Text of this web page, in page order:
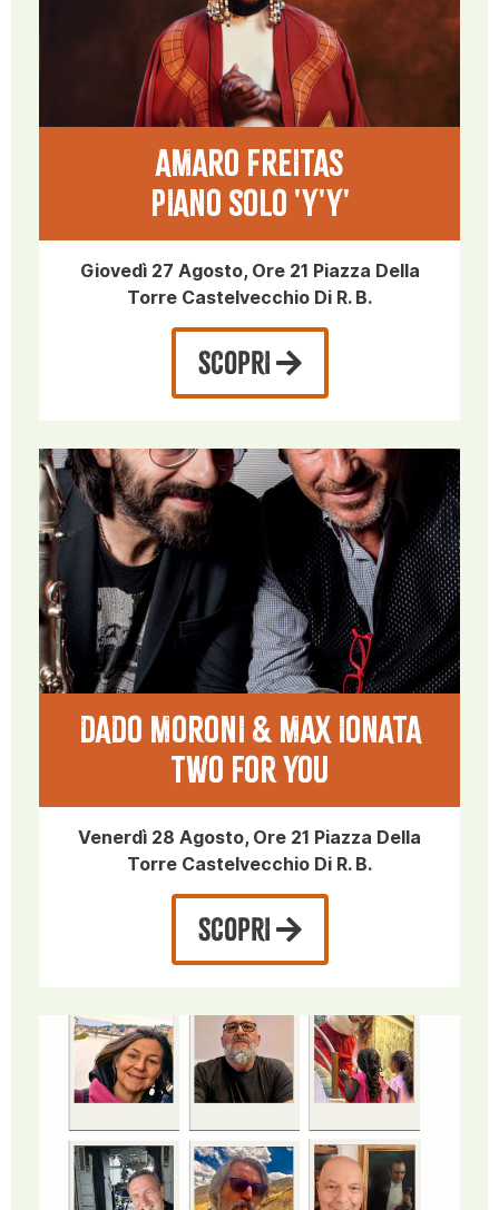
AMARO FREITAS
PIANO SOLO 'Y'Y'
Giovedì 27 Agosto, Ore 21 Piazza Della
Torre Castelvecchio Di R. B.
SCOPRI
DADO MORONI & MAX IONATA
TWO FOR YOU
Venerdì 28 Agosto, Ore 21 Piazza Della
Torre Castelvecchio Di R. B.
SCOPRI